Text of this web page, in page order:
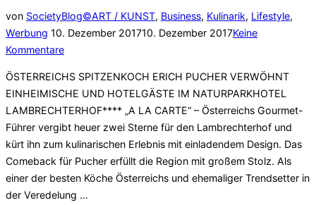
Obersteiermark“
von SocietyBlog©ART / KUNST, Business, Kulinarik, Lifestyle,
Werbung Veröffentlicht
am
10. Dezember 201710. Dezember 2017Keine
Kommentare
ÖSTERREICHS SPITZENKOCH ERICH PUCHER VERWÖHNT
EINHEIMISCHE UND HOTELGÄSTE IM NATURPARKHOTEL
LAMBRECHTERHOF**** „A LA CARTE“ – Österreichs Gourmet-
Führer vergibt heuer zwei Sterne für den Lambrechterhof und
kürt ihn zum kulinarischen Erlebnis mit einladendem Design. Das
Comeback für Pucher erfüllt die Region mit großem Stolz. Als
einer der besten Köche Österreichs und ehemaliger Trendsetter in
der Veredelung …